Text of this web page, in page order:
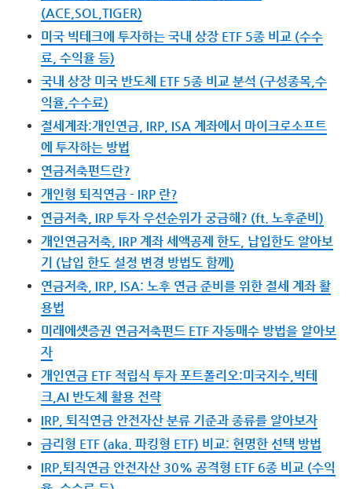
(ACE,SOL,TIGER)
미국 빅테크에 투자하는 국내 상장 ETF 5종 비교 (수수
료, 수익율 등)
국내 상장 미국 반도체 ETF 5종 비교 분석 (구성종목,수
익율,수수료)
절세계좌:개인연금, IRP, ISA 계좌에서 마이크로소프트
에 투자하는 방법
연금저축펀드란?
개인형 퇴직연금 - IRP 란?
연금저축, IRP 투자 우선순위가 궁금해? (ft. 노후준비)
개인연금저축, IRP 계좌 세액공제 한도, 납입한도 알아보
기 (납입 한도 설정 변경 방법도 함께)
연금저축, IRP, ISA: 노후 연금 준비를 위한 절세 계좌 활
용법
미래에셋증권 연금저축펀드 ETF 자동매수 방법을 알아보
자
개인연금 ETF 적립식 투자 포트폴리오:미국지수,빅테
크,AI 반도체 활용 전략
IRP, 퇴직연금 안전자산 분류 기준과 종류를 알아보자
금리형 ETF (aka. 파킹형 ETF) 비교: 현명한 선택 방법
IRP,퇴직연금 안전자산 30% 공격형 ETF 6종 비교 (수익